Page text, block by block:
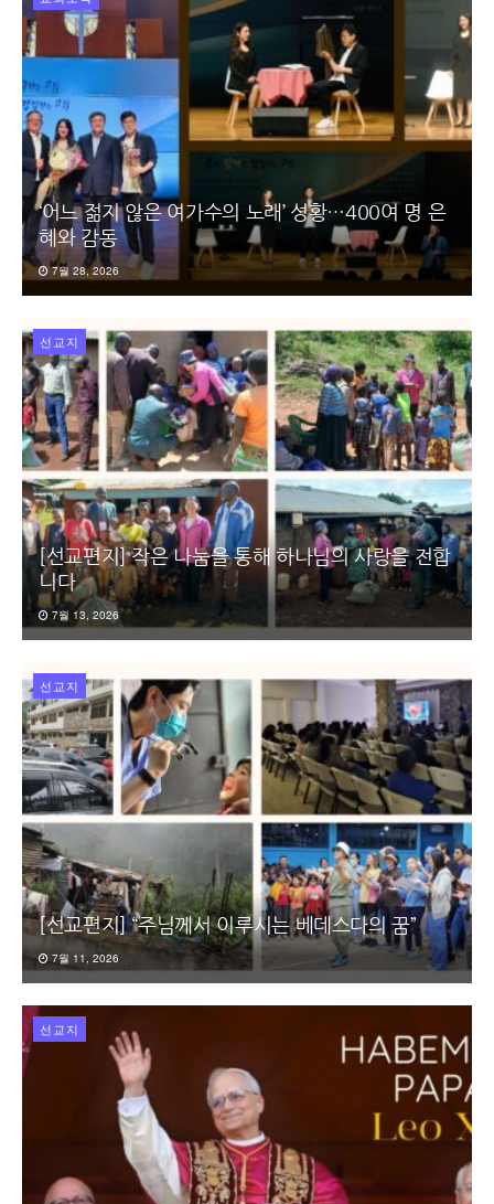
‘어느 젊지 않은 여가수의 노래’ 성황…400여 명 은
혜와 감동
7월 28, 2026
선교지
[선교편지] 작은 나눔을 통해 하나님의 사랑을 전합
니다
7월 13, 2026
선교지
[선교편지] “주님께서 이루시는 베데스다의 꿈”
7월 11, 2026
선교지